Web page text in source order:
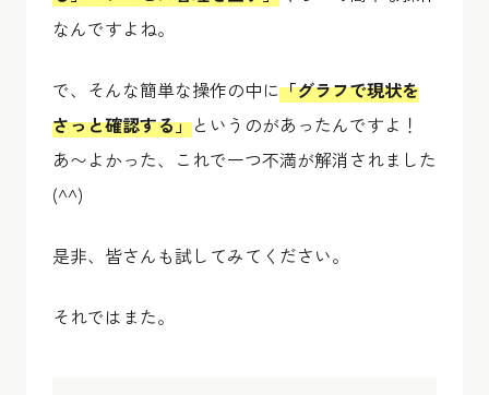
なんですよね。
で、そんな簡単な操作の中に「グラフで現状を
さっと確認する」というのがあったんですよ！
あ〜よかった、これで一つ不満が解消されました
(^^)
是非、皆さんも試してみてください。
それではまた。